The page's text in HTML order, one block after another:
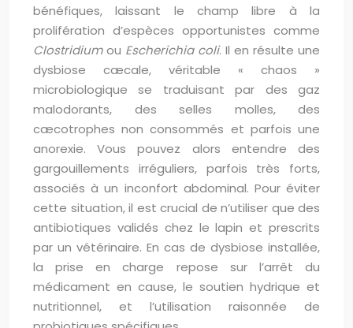
bénéfiques, laissant le champ libre à la
prolifération d’espèces opportunistes comme
Clostridiumou Escherichia coli. Il en résulte une
dysbiose cæcale, véritable « chaos »
microbiologique se traduisant par des gaz
malodorants, des selles molles, des
cæcotrophes non consommés et parfois une
anorexie. Vous pouvez alors entendre des
gargouillements irréguliers, parfois très forts,
associés à un inconfort abdominal. Pour éviter
cette situation, il est crucial de n’utiliser que des
antibiotiques validés chez le lapin et prescrits
par un vétérinaire. En cas de dysbiose installée,
la prise en charge repose sur l’arrêt du
médicament en cause, le soutien hydrique et
nutritionnel, et l’utilisation raisonnée de